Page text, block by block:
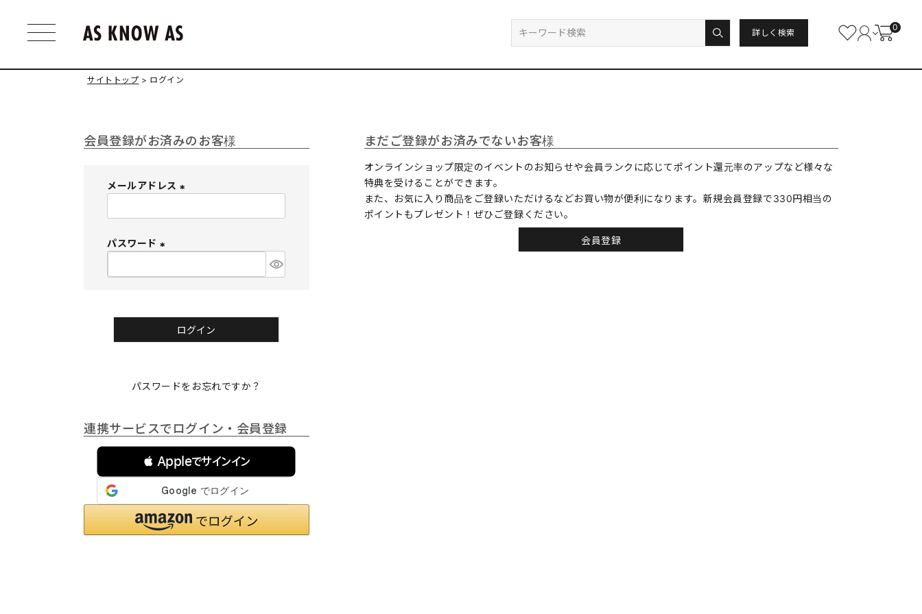
詳しく検索
0
サイトトップ ログイン
会員登録がお済みのお客様
メールアドレス
必
)
パスワード
必
ログイン
パスワードをお忘れですか？
連携サービスでログイン・会員登録
 Appleでサインイン
まだご登録がお済みでないお客様
オンラインショップ限定のイベントのお知らせや会員ランクに応じてポイント還元率のアップなど様々な
特典を受けることができます。
また、お気に入り商品をご登録いただけるなどお買い物が便利になります。新規会員登録で330円相当の
ポイントもプレゼント！ぜひご登録ください。
会員登録